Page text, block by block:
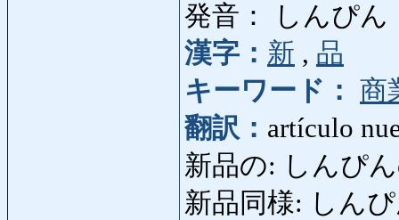
発音： しんぴん
漢字： 新 , 品
キーワード： 商
翻訳： artículo
新品の: しんぴん
新品同様: しん